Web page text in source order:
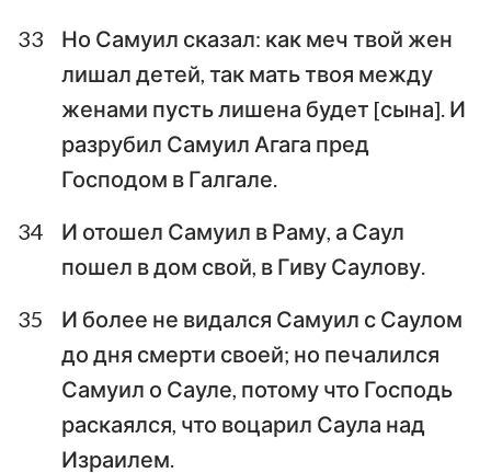
33
Но Самуил сказал: как меч твой жен
лишал детей, так мать твоя между
женами пусть лишена будет [сына]. И
разрубил Самуил Агага пред
Господом в Галгале.
34
И отошел Самуил в Раму, а Саул
пошел в дом свой, в Гиву Саулову.
35
И более не видался Самуил с Саулом
до дня смерти своей; но печалился
Самуил о Сауле, потому что Господь
раскаялся, что воцарил Саула над
Израилем.